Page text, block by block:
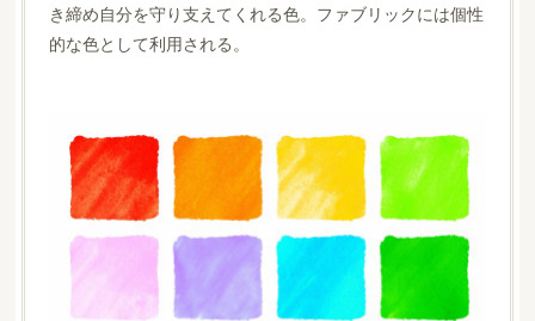
き締め自分を守り支えてくれる色。ファブリックには個性
的な色として利用される。